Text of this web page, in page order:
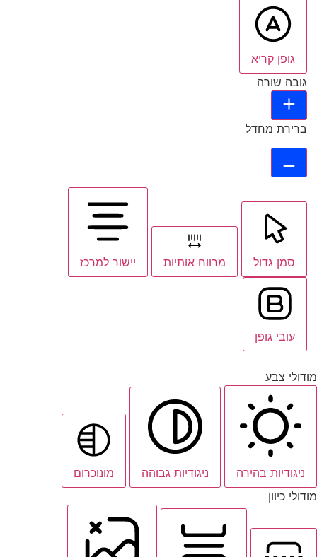
גופן קריא
גובה שורה
ברירת מחדל
סמן גדול מרווח אותיות יישור למרכז
עובי גופן
מודולי צבע
ניגודיות בהירה ניגודיות גבוהה
מונוכרום
מודולי כיוון